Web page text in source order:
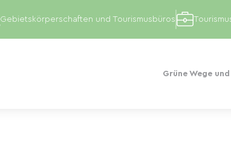
Grüne Wege
Gebietskörperschaften und Tourismusbüros